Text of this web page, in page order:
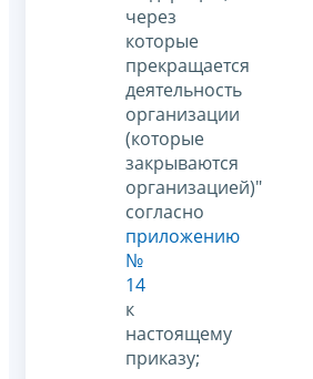
через
которые
прекращается
деятельность
организации
(которые
закрываются
организацией)"
согласно
приложению
№
14
к
настоящему
приказу;